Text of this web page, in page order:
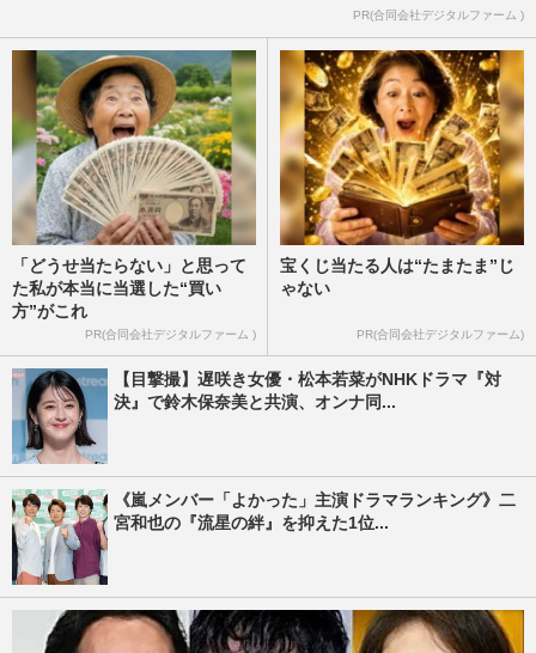
PR(合同会社デジタルファーム )
「どうせ当たらない」と思って
た私が本当に当選した“買い
方”がこれ
PR(合同会社デジタルファーム )
宝くじ当たる人は“たまたま”じ
ゃない
PR(合同会社デジタルファーム)
【目撃撮】遅咲き女優・松本若菜がNHKドラマ『対
決』で鈴木保奈美と共演、オンナ同...
《嵐メンバー「よかった」主演ドラマランキング》二
宮和也の『流星の絆』を抑えた1位...